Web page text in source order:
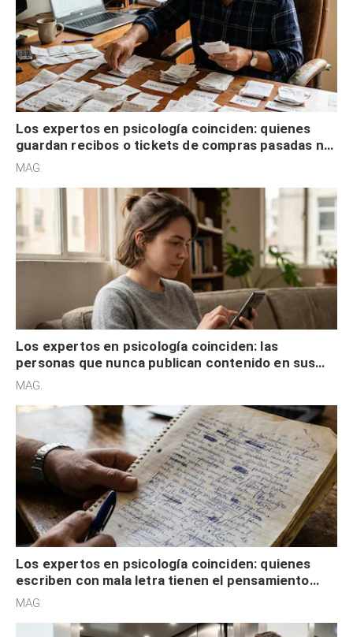
Los expertos en psicología coinciden: quienes
guardan recibos o tickets de compras pasadas no
son acumuladores, sino que tienen necesidad de
MAG.
Los expertos en psicología coinciden: las
personas que nunca publican contenido en sus
redes sociales no pretenden buscar validación
MAG.
Los expertos en psicología coinciden: quienes
escriben con mala letra tienen el pensamiento
acelerado y no lo hacen por desinterés
MAG.